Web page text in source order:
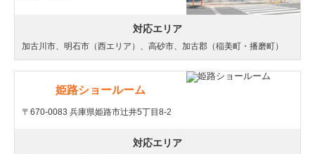
対応エリア
加古川市、明石市（西エリア）、高砂市、加古郡（稲美町・播磨町）
姫路ショールーム
〒670-0083 兵庫県姫路市辻井5丁目8-2
対応エリア